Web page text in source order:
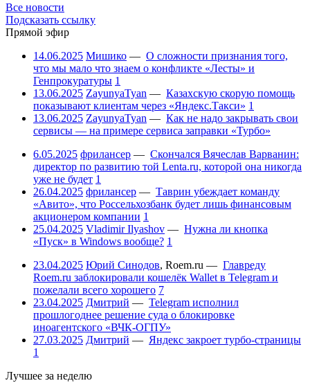
Все новости
Подсказать ссылку
Прямой эфир
14.06.2025 Мишико — О сложности признания того,
что мы мало что знаем о конфликте «Лесты» и
Генпрокуратуры 1
13.06.2025 ZayunyaTyan — Казахскую скорую помощь
показывают клиентам через «Яндекс.Такси» 1
13.06.2025 ZayunyaTyan — Как не надо закрывать свои
сервисы — на примере сервиса заправки «Турбо»
6.05.2025 фрилансер — Скончался Вячеслав Варванин:
директор по развитию той Lenta.ru, которой она никогда
уже не будет 1
26.04.2025 фрилансер — Таврин убеждает команду
«Авито», что Россельхозбанк будет лишь финансовым
акционером компании 1
25.04.2025 Vladimir Ilyashov — Нужна ли кнопка
«Пуск» в Windows вообще? 1
23.04.2025 Юрий Синодов, Roem.ru — Главреду
Roem.ru заблокировали кошелёк Wallet в Telegram и
пожелали всего хорошего 7
23.04.2025 Дмитрий — Telegram исполнил
прошлогоднее решение суда о блокировке
иноагентского «ВЧК-ОГПУ»
27.03.2025 Дмитрий — Яндекс закроет турбо-страницы
1
Лучшее за неделю